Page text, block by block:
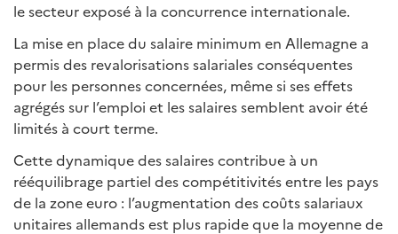
le secteur exposé à la concurrence internationale.
La mise en place du salaire minimum en Allemagne a
permis des revalorisations salariales conséquentes
pour les personnes concernées, même si ses effets
agrégés sur l’emploi et les salaires semblent avoir été
limités à court terme.
Cette dynamique des salaires contribue à un
rééquilibrage partiel des compétitivités entre les pays
de la zone euro : l’augmentation des coûts salariaux
unitaires allemands est plus rapide que la moyenne de